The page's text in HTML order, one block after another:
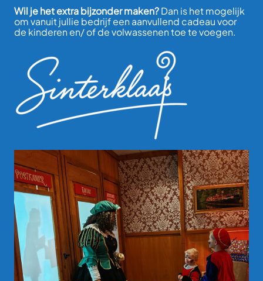
Wil je het extra bijzonder maken?Dan is het mogelijk
om vanuit jullie bedrijf een aanvullend cadeau voor
de kinderen en/ of de volwassenen toe te voegen.